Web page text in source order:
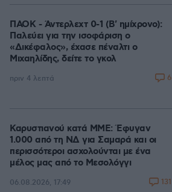
ΠΑΟΚ - Άντερλεχτ 0-1 (Β' ημίχρονο):
Παλεύει για την ισοφάριση ο
«Δικέφαλος», έχασε πέναλτι ο
Μιχαηλίδης, δείτε το γκολ
πριν 4 λεπτά 6
Καρυστιανού κατά ΜΜΕ: Έφυγαν
1.000 από τη ΝΔ για Σαμαρά και οι
περισσότεροι ασχολούνται με ένα
μέλος μας από το Μεσολόγγι
06.08.2026, 17:49 131